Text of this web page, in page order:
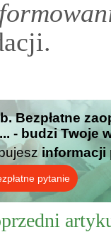
Bezpłatne
- budzi Twoje
informacji
pytanie